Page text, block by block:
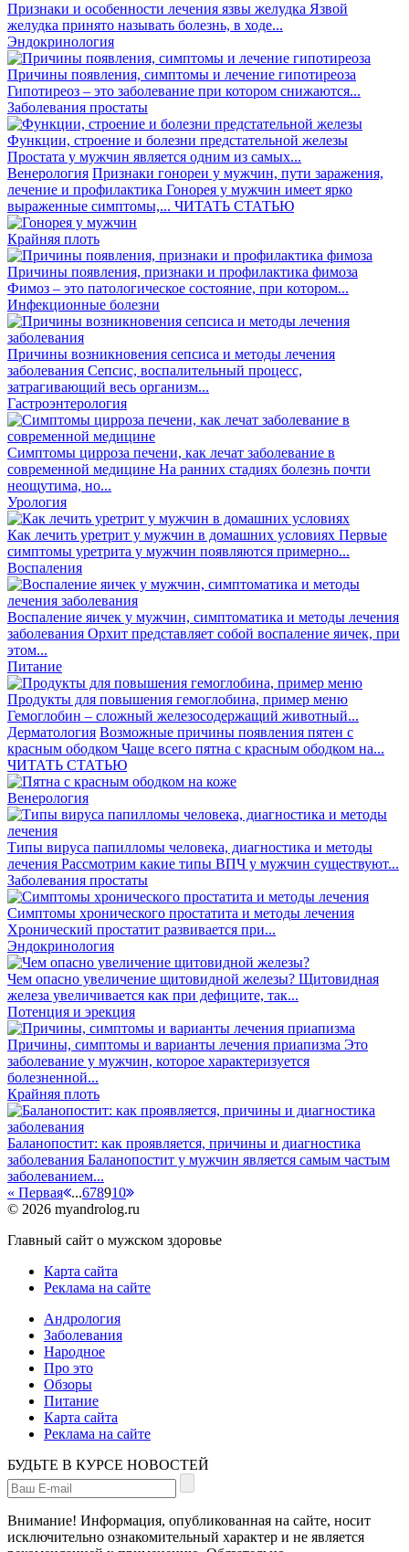
Признаки и особенности лечения язвы желудка Язвой
желудка принято называть болезнь, в ходе...
Эндокринология
Причины появления, симптомы и лечение гипотиреоза
Гипотиреоз – это заболевание при котором снижаются...
Заболевания простаты
Функции, строение и болезни предстательной железы
Простата у мужчин является одним из самых...
Венерология Признаки гонореи у мужчин, пути заражения,
лечение и профилактика Гонорея у мужчин имеет ярко
выраженные симптомы,... ЧИТАТЬ СТАТЬЮ
Крайняя плоть
Причины появления, признаки и профилактика фимоза
Фимоз – это патологическое состояние, при котором...
Инфекционные болезни
Причины возникновения сепсиса и методы лечения
заболевания Сепсис, воспалительный процесс,
затрагивающий весь организм...
Гастроэнтерология
Симптомы цирроза печени, как лечат заболевание в
современной медицине На ранних стадиях болезнь почти
неощутима, но...
Урология
Как лечить уретрит у мужчин в домашних условиях Первые
симптомы уретрита у мужчин появляются примерно...
Воспаления
Воспаление яичек у мужчин, симптоматика и методы лечения
заболевания Орхит представляет собой воспаление яичек, при
этом...
Питание
Продукты для повышения гемоглобина, пример меню
Гемоглобин – сложный железосодержащий животный...
Дерматология Возможные причины появления пятен с
красным ободком Чаще всего пятна с красным ободком на...
ЧИТАТЬ СТАТЬЮ
Венерология
Типы вируса папилломы человека, диагностика и методы
лечения Рассмотрим какие типы ВПЧ у мужчин существуют...
Заболевания простаты
Симптомы хронического простатита и методы лечения
Хронический простатит развивается при...
Эндокринология
Чем опасно увеличение щитовидной железы? Щитовидная
железа увеличивается как при дефиците, так...
Потенция и эрекция
Причины, симптомы и варианты лечения приапизма Это
заболевание у мужчин, которое характеризуется
болезненной...
Крайняя плоть
Баланопостит: как проявляется, причины и диагностика
заболевания Баланопостит у мужчин является самым частым
заболеванием...
« Первая ...678910
© 2026 myandrolog.ru
Главный сайт о мужском здоровье
Карта сайта
Реклама на сайте
Андрология
Заболевания
Народное
Про это
Обзоры
Питание
Карта сайта
Реклама на сайте
БУДЬТЕ В КУРСЕ НОВОСТЕЙ
Внимание! Информация, опубликованная на сайте, носит
исключительно ознакомительный характер и не является